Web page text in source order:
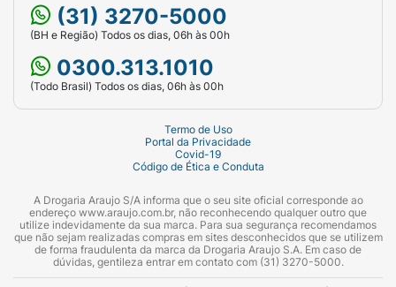
(31) 3270-5000
(BH e Região) Todos os dias, 06h às 00h
0300.313.1010
(Todo Brasil) Todos os dias, 06h às 00h
Termo de Uso
Portal da Privacidade
Covid-19
Código de Ética e Conduta
A Drogaria Araujo S/A informa que o seu site oficial corresponde ao
endereço www.araujo.com.br, não reconhecendo qualquer outro que
utilize indevidamente da sua marca. Para sua segurança recomendamos
que não sejam realizadas compras em sites desconhecidos que se utilizem
de forma fraudulenta da marca da Drogaria Araujo S.A. Em caso de
dúvidas, gentileza entrar em contato com (31) 3270-5000.